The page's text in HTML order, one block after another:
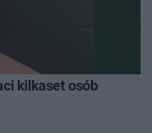
kilkaset osób